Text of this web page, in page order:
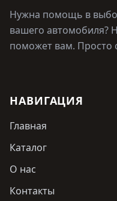
Нужна помощь в
вашего автомобиля?
поможет вам. Просто
НАВИГАЦИЯ
Главная
Каталог
О нас
Контакты